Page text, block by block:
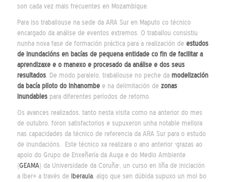
son cada vez mais frecuentes en Mozambique.
Para iso traballouse na sede da ARA Sur en Maputo co técnico
encargado da análise de eventos extremos. O traballou consistiu
nunha nova fase de formación práctica para a realización deestudos
de inundacións en bacías de pequena entidade co fin de facilitar a
aprendizaxe e o manexo e procesado da análise e dos seus
resultados. De modo paralelo, traballouse no peche da modelización
da bacía piloto do Inhanombee na delimitación dezonas
inundablespara diferentes períodos de retorno.
Os avances realizados, tanto nesta visita como na anterior do mes
de outubro, foron satisfactorios e supuxeron unha notable mellora
nas capacidades da técnico de referencia da ARA Sur para o estudo
de inundacións. Este técnico xa realizara o ano anterior -grazas ao
apoio do Grupo de Enxeñería da Auga e do Medio Ambiente
(GEAMA) da Universidade da Coruña-, un curso en liña de iniciación
a Iber+ a través de Iberaula, algo que sen dúbida supuxo un moi bo